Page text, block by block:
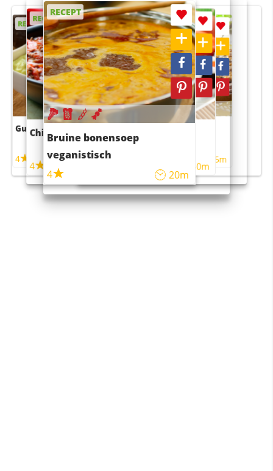
RECEPT
Guacamole
4
RECEPT
Chili con carne
4 45m
RECEPT
Bruine bonensoep
veganistisch
4
20m
RECEPT
Sushi rijstsalade
maaltijdsalade
40m
RECEPT
4 55m